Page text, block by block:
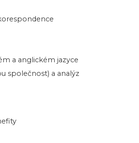
a anglickém jazyce
společnost) a analýz